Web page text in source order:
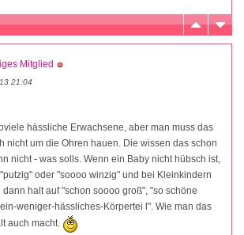
Mitglied
21:04
hässliche Erwachsene, aber man muss das
nicht um die Ohren hauen. Die wissen das schon
nicht - was solls. Wenn ein Baby nicht hübsch ist,
oder "soooo winzig" und bei Kleinkindern
halt auf "schon soooo groß", "so schöne
weniger-hässliches-Körpertei l". Wie man das
auch macht.